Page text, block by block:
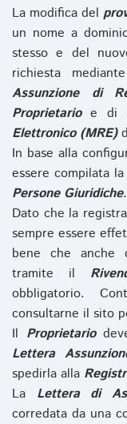
La modifica del
un nome a
stesso e del
richiesta
Assunzione di
Proprietarioe di
Elettronico (MRE)
In base alla
essere compilata la
Persone Giuridiche.
Dato che la
sempre essere
bene che anche
tramite il
obbligatorio.
consultarne il sito
Il Proprietario
Lettera
spedirla alla
La Lettera di
corredata da una